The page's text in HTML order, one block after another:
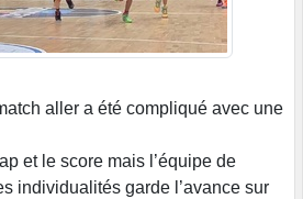
aller a été compliqué avec une
et le score mais l’équipe de
individualités garde l’avance sur